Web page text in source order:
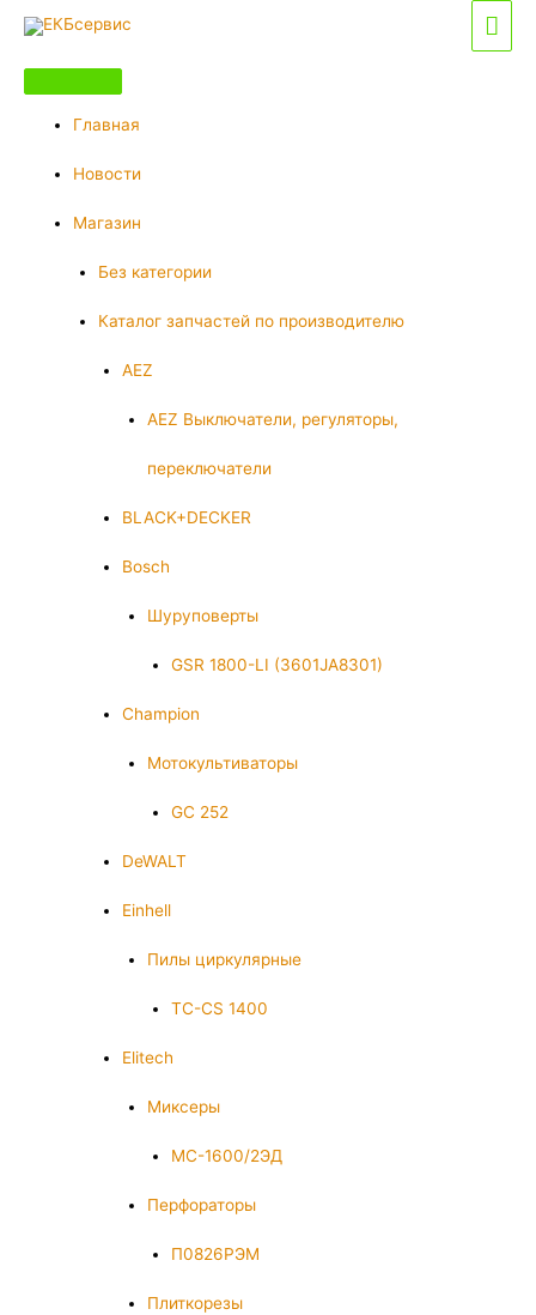
Перейти
содержимому
Главная
Новости
Магазин
Без категории
Каталог запчастей по производителю
AEZ
AEZ Выключатели, регуляторы,
переключатели
BLACK+DECKER
Bosch
Шуруповерты
GSR 1800-LI (3601JA8301)
Champion
Мотокультиваторы
GC 252
DeWALT
Einhell
Пилы циркулярные
TC-CS 1400
Elitech
Миксеры
МС-1600/2ЭД
Перфораторы
П0826РЭМ
Плиткорезы